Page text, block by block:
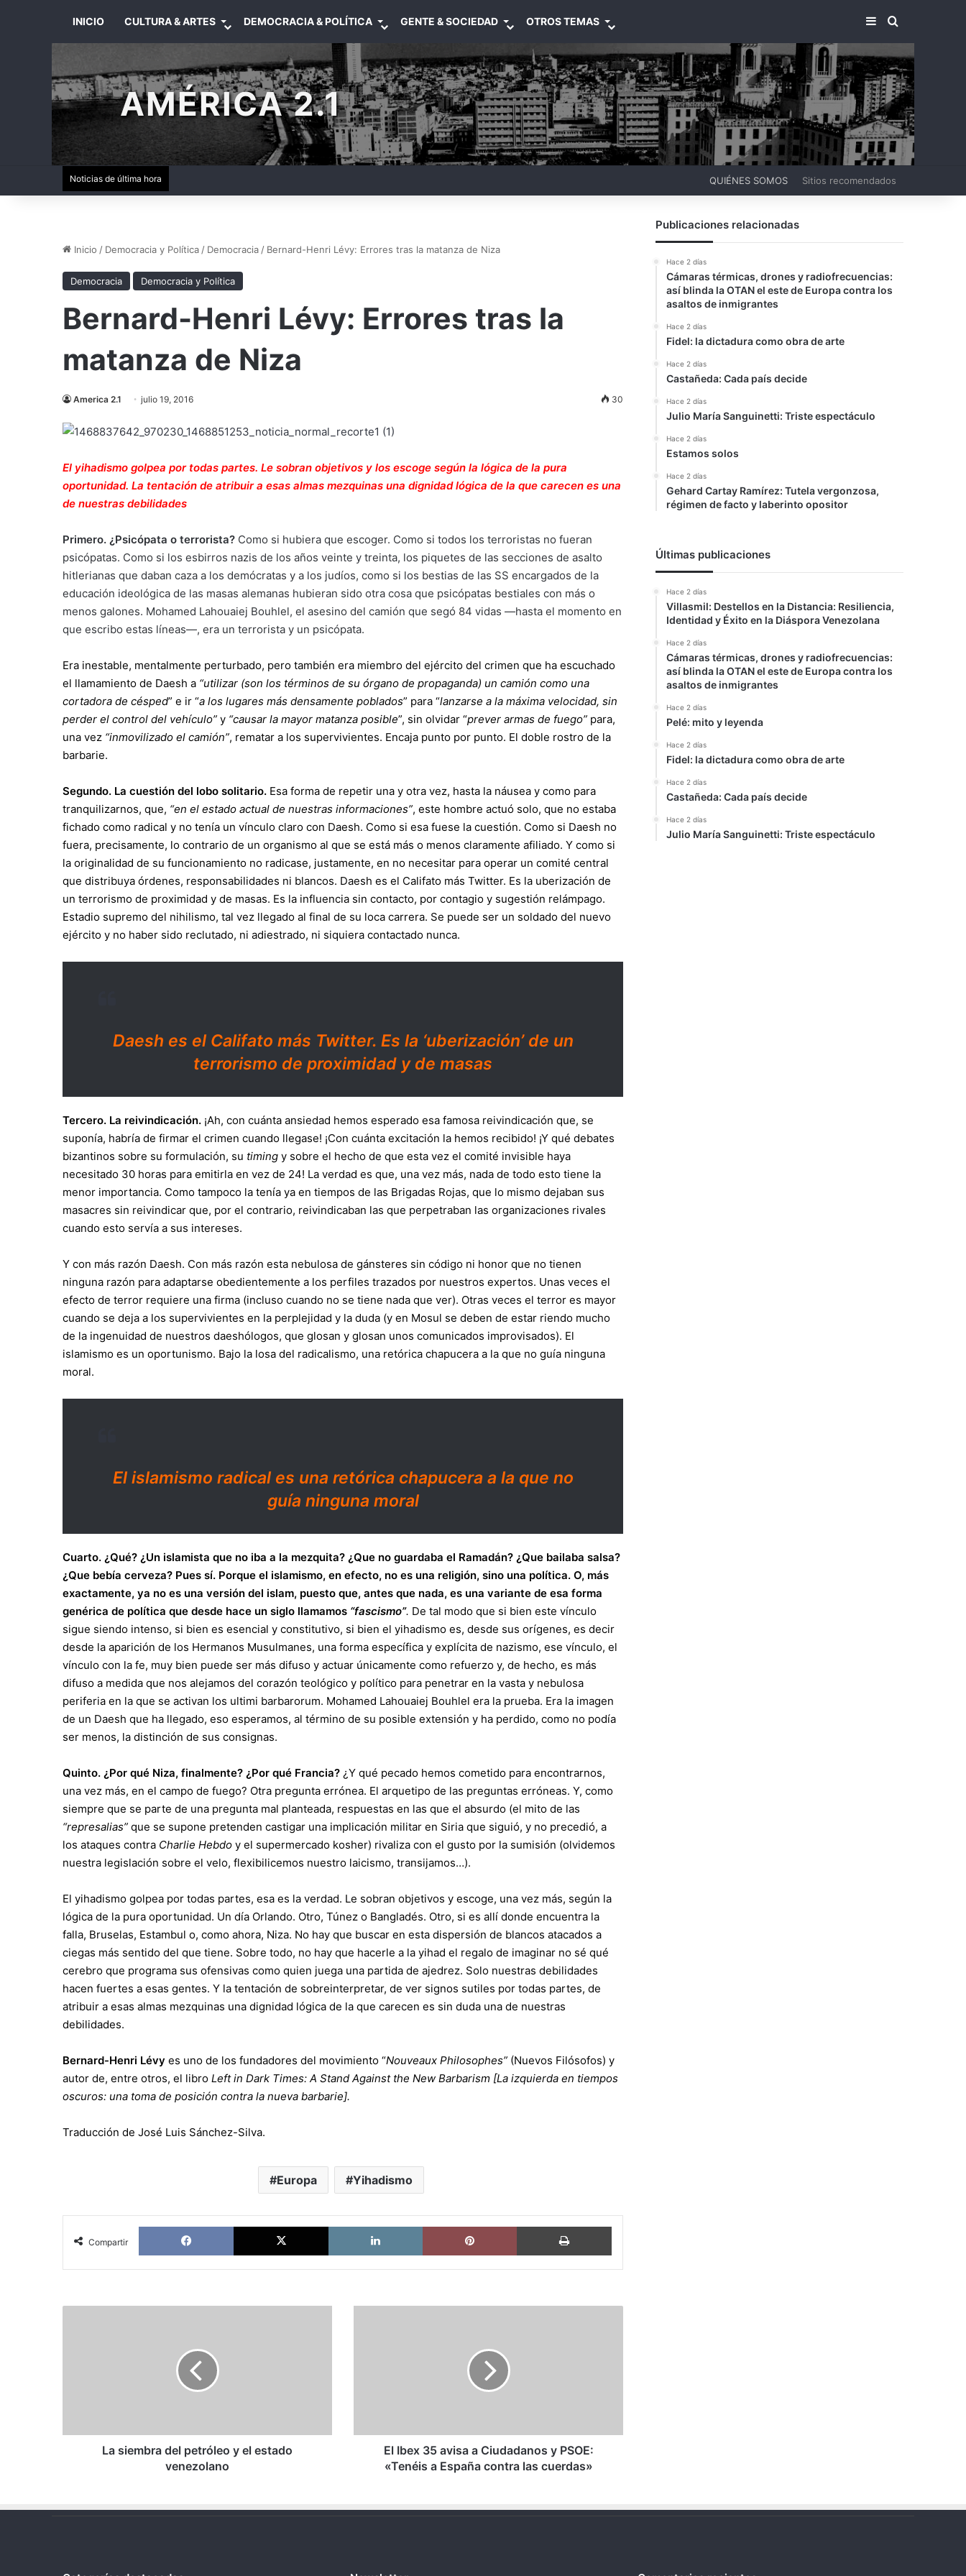
INICIO CULTURA & ARTES DEMOCRACIA & POLÍTICA GENTE & SOCIEDAD OTROS TEMAS BARRA LATERAL
BUSCAR
AMÉRICA 2.1
Noticias de última hora QUIÉNES SOMOS Sitios recomendados
Inicio / Democracia y Política / Democracia / Bernard-Henri Lévy: Errores tras la matanza de Niza
Democracia Democracia y Política
Bernard-Henri Lévy: Errores tras la
matanza de Niza
America 2.1 julio 19, 2016 30
El yihadismo golpea por todas partes. Le sobran objetivos y los escoge según la lógica de la pura
oportunidad. La tentación de atribuir a esas almas mezquinas una dignidad lógica de la que carecen es una
de nuestras debilidades
Primero. ¿Psicópata o terrorista? Como si hubiera que escoger. Como si todos los terroristas no fueran
psicópatas. Como si los esbirros nazis de los años veinte y treinta, los piquetes de las secciones de asalto
hitlerianas que daban caza a los demócratas y a los judíos, como si los bestias de las SS encargados de la
educación ideológica de las masas alemanas hubieran sido otra cosa que psicópatas bestiales con más o
menos galones. Mohamed Lahouaiej Bouhlel, el asesino del camión que segó 84 vidas —hasta el momento en
que escribo estas líneas—, era un terrorista y un psicópata.
Era inestable, mentalmente perturbado, pero también era miembro del ejército del crimen que ha escuchado
el llamamiento de Daesh a “utilizar (son los términos de su órgano de propaganda) un camión como una
cortadora de césped” e ir “a los lugares más densamente poblados” para “lanzarse a la máxima velocidad, sin
perder el control del vehículo” y “causar la mayor matanza posible”, sin olvidar “prever armas de fuego” para,
una vez “inmovilizado el camión”, rematar a los supervivientes. Encaja punto por punto. El doble rostro de la
barbarie.
Segundo. La cuestión del lobo solitario. Esa forma de repetir una y otra vez, hasta la náusea y como para
tranquilizarnos, que, “en el estado actual de nuestras informaciones”, este hombre actuó solo, que no estaba
fichado como radical y no tenía un vínculo claro con Daesh. Como si esa fuese la cuestión. Como si Daesh no
fuera, precisamente, lo contrario de un organismo al que se está más o menos claramente afiliado. Y como si
la originalidad de su funcionamiento no radicase, justamente, en no necesitar para operar un comité central
que distribuya órdenes, responsabilidades ni blancos. Daesh es el Califato más Twitter. Es la uberización de
un terrorismo de proximidad y de masas. Es la influencia sin contacto, por contagio y sugestión relámpago.
Estadio supremo del nihilismo, tal vez llegado al final de su loca carrera. Se puede ser un soldado del nuevo
ejército y no haber sido reclutado, ni adiestrado, ni siquiera contactado nunca.
Daesh es el Califato más Twitter. Es la ‘uberización’ de un
terrorismo de proximidad y de masas
Tercero. La reivindicación. ¡Ah, con cuánta ansiedad hemos esperado esa famosa reivindicación que, se
suponía, habría de firmar el crimen cuando llegase! ¡Con cuánta excitación la hemos recibido! ¡Y qué debates
bizantinos sobre su formulación, su timing y sobre el hecho de que esta vez el comité invisible haya
necesitado 30 horas para emitirla en vez de 24! La verdad es que, una vez más, nada de todo esto tiene la
menor importancia. Como tampoco la tenía ya en tiempos de las Brigadas Rojas, que lo mismo dejaban sus
masacres sin reivindicar que, por el contrario, reivindicaban las que perpetraban las organizaciones rivales
cuando esto servía a sus intereses.
Y con más razón Daesh. Con más razón esta nebulosa de gánsteres sin código ni honor que no tienen
ninguna razón para adaptarse obedientemente a los perfiles trazados por nuestros expertos. Unas veces el
efecto de terror requiere una firma (incluso cuando no se tiene nada que ver). Otras veces el terror es mayor
cuando se deja a los supervivientes en la perplejidad y la duda (y en Mosul se deben de estar riendo mucho
de la ingenuidad de nuestros daeshólogos, que glosan y glosan unos comunicados improvisados). El
islamismo es un oportunismo. Bajo la losa del radicalismo, una retórica chapucera a la que no guía ninguna
moral.
El islamismo radical es una retórica chapucera a la que no
guía ninguna moral
Cuarto. ¿Qué? ¿Un islamista que no iba a la mezquita? ¿Que no guardaba el Ramadán? ¿Que bailaba salsa?
¿Que bebía cerveza? Pues sí. Porque el islamismo, en efecto, no es una religión, sino una política. O, más
exactamente, ya no es una versión del islam, puesto que, antes que nada, es una variante de esa forma
genérica de política que desde hace un siglo llamamos “fascismo”. De tal modo que si bien este vínculo
sigue siendo intenso, si bien es esencial y constitutivo, si bien el yihadismo es, desde sus orígenes, es decir
desde la aparición de los Hermanos Musulmanes, una forma específica y explícita de nazismo, ese vínculo, el
vínculo con la fe, muy bien puede ser más difuso y actuar únicamente como refuerzo y, de hecho, es más
difuso a medida que nos alejamos del corazón teológico y político para penetrar en la vasta y nebulosa
periferia en la que se activan los ultimi barbarorum. Mohamed Lahouaiej Bouhlel era la prueba. Era la imagen
de un Daesh que ha llegado, eso esperamos, al término de su posible extensión y ha perdido, como no podía
ser menos, la distinción de sus consignas.
Quinto. ¿Por qué Niza, finalmente? ¿Por qué Francia? ¿Y qué pecado hemos cometido para encontrarnos,
una vez más, en el campo de fuego? Otra pregunta errónea. El arquetipo de las preguntas erróneas. Y, como
siempre que se parte de una pregunta mal planteada, respuestas en las que el absurdo (el mito de las
“represalias” que se supone pretenden castigar una implicación militar en Siria que siguió, y no precedió, a
los ataques contra Charlie Hebdo y el supermercado kosher) rivaliza con el gusto por la sumisión (olvidemos
nuestra legislación sobre el velo, flexibilicemos nuestro laicismo, transijamos…).
El yihadismo golpea por todas partes, esa es la verdad. Le sobran objetivos y escoge, una vez más, según la
lógica de la pura oportunidad. Un día Orlando. Otro, Túnez o Bangladés. Otro, si es allí donde encuentra la
falla, Bruselas, Estambul o, como ahora, Niza. No hay que buscar en esta dispersión de blancos atacados a
ciegas más sentido del que tiene. Sobre todo, no hay que hacerle a la yihad el regalo de imaginar no sé qué
cerebro que programa sus ofensivas como quien juega una partida de ajedrez. Solo nuestras debilidades
hacen fuertes a esas gentes. Y la tentación de sobreinterpretar, de ver signos sutiles por todas partes, de
atribuir a esas almas mezquinas una dignidad lógica de la que carecen es sin duda una de nuestras
debilidades.
Bernard-Henri Lévy es uno de los fundadores del movimiento “Nouveaux Philosophes” (Nuevos Filósofos) y
autor de, entre otros, el libro Left in Dark Times: A Stand Against the New Barbarism [La izquierda en tiempos
oscuros: una toma de posición contra la nueva barbarie].
Traducción de José Luis Sánchez-Silva.
Europa Yihadismo
Compartir
Facebook X LinkedIn Pinterest Imprimir
La siembra del petróleo y el estado
venezolano
«Tenéis
cuerdas»
El Ibex 35 avisa a Ciudadanos y PSOE:
«Tenéis a España contra las cuerdas»
Publicaciones relacionadas
Hace 2 días
Cámaras térmicas, drones y radiofrecuencias:
así blinda la OTAN el este de Europa contra los
asaltos de inmigrantes
Hace 2 días
Fidel: la dictadura como obra de arte
Hace 2 días
Castañeda: Cada país decide
Hace 2 días
Julio María Sanguinetti: Triste espectáculo
Hace 2 días
Estamos solos
Hace 2 días
Gehard Cartay Ramírez: Tutela vergonzosa,
régimen de facto y laberinto opositor
Últimas publicaciones
Hace 2 días
Villasmil: Destellos en la Distancia: Resiliencia,
Identidad y Éxito en la Diáspora Venezolana
Hace 2 días
Cámaras térmicas, drones y radiofrecuencias:
así blinda la OTAN el este de Europa contra los
asaltos de inmigrantes
Hace 2 días
Pelé: mito y leyenda
Hace 2 días
Fidel: la dictadura como obra de arte
Hace 2 días
Castañeda: Cada país decide
Hace 2 días
Julio María Sanguinetti: Triste espectáculo